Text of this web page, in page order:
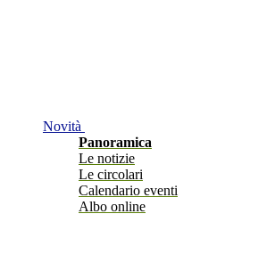
Novità
Panoramica
Le notizie
Le circolari
Calendario eventi
Albo online